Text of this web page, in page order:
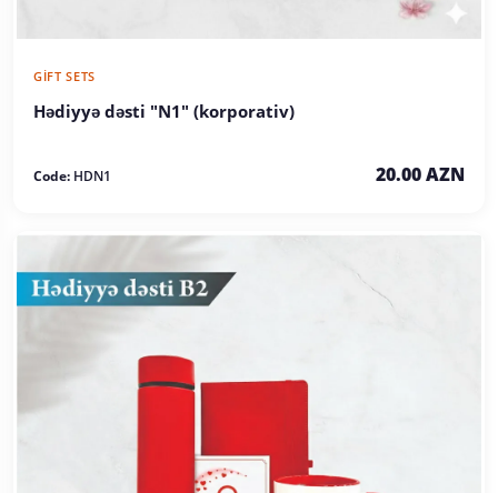
GIFT SETS
Hədiyyə dəsti "N1" (korporativ)
Code: HDN1 20.00 AZN